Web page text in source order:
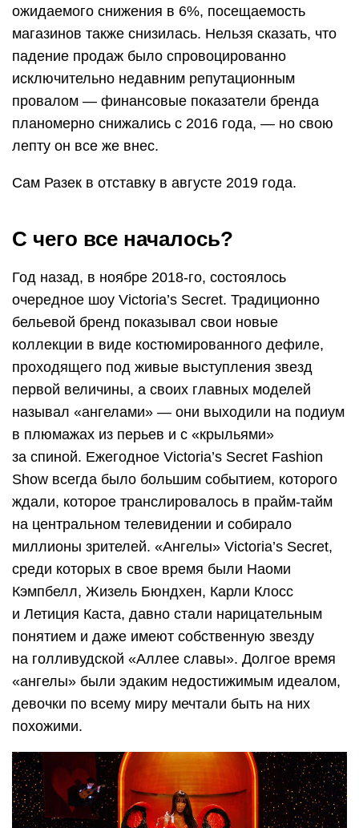
ожидаемого снижения в 6%, посещаемость
магазинов также снизилась. Нельзя сказать, что
падение продаж было спровоцированно
исключительно недавним репутационным
провалом — финансовые показатели бренда
планомерно снижались с 2016 года, — но свою
лепту он все же внес.
Сам Разек в отставку в августе 2019 года.
С чего все началось?
Год назад, в ноябре 2018-го, состоялось
очередное шоу Victoria’s Secret. Традиционно
бельевой бренд показывал свои новые
коллекции в виде костюмированного дефиле,
проходящего под живые выступления звезд
первой величины, а своих главных моделей
называл «ангелами» — они выходили на подиум
в плюмажах из перьев и с «крыльями»
за спиной. Ежегодное Victoria’s Secret Fashion
Show всегда было большим событием, которого
ждали, которое транслировалось в прайм-тайм
на центральном телевидении и собирало
миллионы зрителей. «Ангелы» Victoria’s Secret,
среди которых в свое время были Наоми
Кэмпбелл, Жизель Бюндхен, Карли Клосс
и Летиция Каста, давно стали нарицательным
понятием и даже имеют собственную звезду
на голливудской «Аллее славы». Долгое время
«ангелы» были эдаким недостижимым идеалом,
девочки по всему миру мечтали быть на них
похожими.